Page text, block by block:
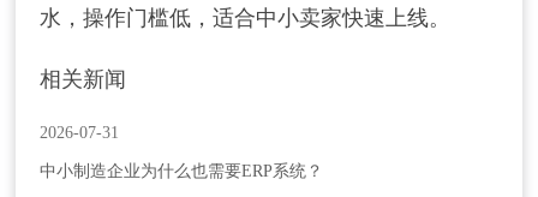
水，操作门槛低，适合中小卖家快速上线。
相关新闻
2026-07-31
中小制造企业为什么也需要ERP系统？